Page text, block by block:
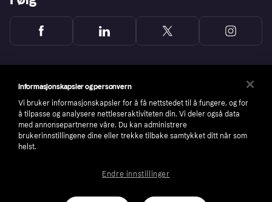
number: 556737-0431
Informasjonskapsler og personvern
Vi bruker informasjonskapsler for å få nettstedet til å fungere, og for
å tilpasse og analysere nettleseraktiviteten din. Vi deler også data
med annonsepartnerne våre. Du kan administrere
brukerinnstillingene dine eller trekke tilbake samtykket ditt når som
helst.
Endre innstillinger